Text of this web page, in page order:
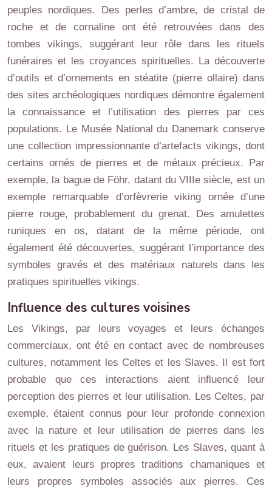
peuples nordiques. Des perles d’ambre, de cristal de
roche et de cornaline ont été retrouvées dans des
tombes vikings, suggérant leur rôle dans les rituels
funéraires et les croyances spirituelles. La découverte
d’outils et d’ornements en stéatite (pierre ollaire) dans
des sites archéologiques nordiques démontre également
la connaissance et l’utilisation des pierres par ces
populations. Le Musée National du Danemark conserve
une collection impressionnante d’artefacts vikings, dont
certains ornés de pierres et de métaux précieux. Par
exemple, la bague de Föhr, datant du VIIIe siècle, est un
exemple remarquable d’orfèvrerie viking ornée d’une
pierre rouge, probablement du grenat. Des amulettes
runiques en os, datant de la même période, ont
également été découvertes, suggérant l’importance des
symboles gravés et des matériaux naturels dans les
pratiques spirituelles vikings.
Influence des cultures voisines
Les Vikings, par leurs voyages et leurs échanges
commerciaux, ont été en contact avec de nombreuses
cultures, notamment les Celtes et les Slaves. Il est fort
probable que ces interactions aient influencé leur
perception des pierres et leur utilisation. Les Celtes, par
exemple, étaient connus pour leur profonde connexion
avec la nature et leur utilisation de pierres dans les
rituels et les pratiques de guérison. Les Slaves, quant à
eux, avaient leurs propres traditions chamaniques et
leurs propres symboles associés aux pierres. Ces